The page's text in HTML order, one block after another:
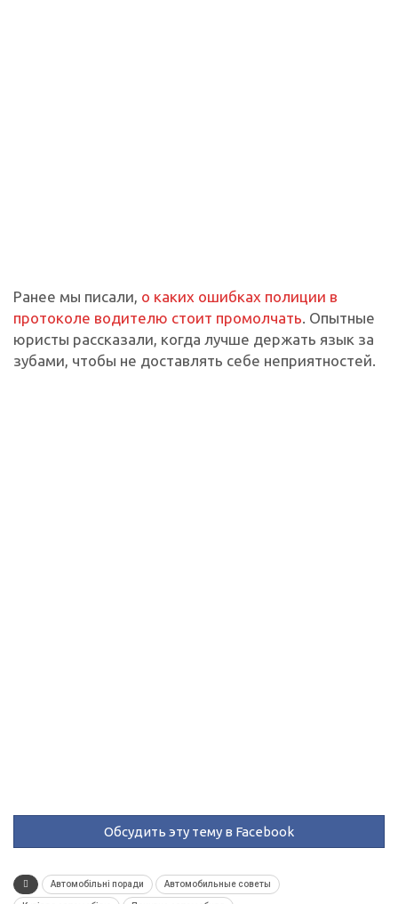
Ранее мы писали, о каких ошибках полиции в
протоколе водителю стоит промолчать. Опытные
юристы рассказали, когда лучше держать язык за
зубами, чтобы не доставлять себе неприятностей.
Обсудить эту тему в Facebook
Автомобільні поради Автомобильные советы